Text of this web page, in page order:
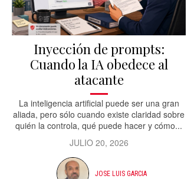
Inyección de prompts:
Cuando la IA obedece al
atacante
La inteligencia artificial puede ser una gran
aliada, pero sólo cuando existe claridad sobre
quién la controla, qué puede hacer y cómo...
JULIO 20, 2026
JOSE LUIS GARCIA